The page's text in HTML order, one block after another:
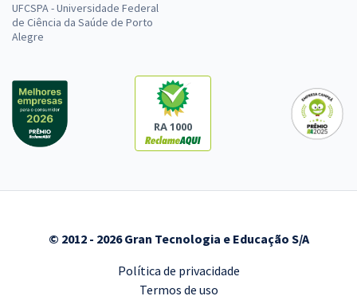
UFCSPA - Universidade Federal
de Ciência da Saúde de Porto
Alegre
RA 1000
© 2012 - 2026 Gran Tecnologia e Educação S/A
Política de privacidade
Termos de uso